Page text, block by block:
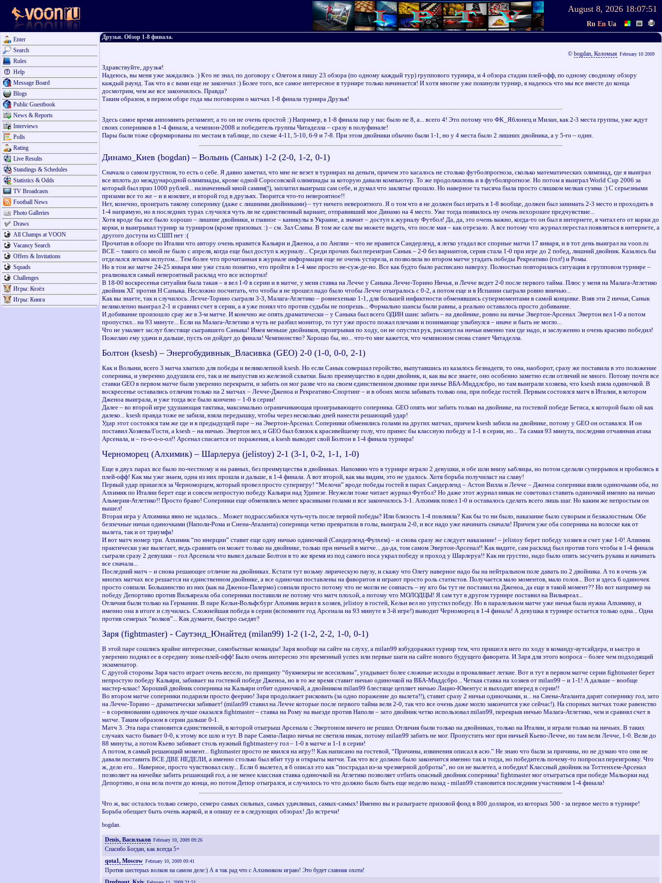
August 8, 2026 18:07:51
Ru En Ua
Enter
Search
Rules
Help
Message Board
Blogs
Public Guestbook
News & Reports
Interviews
Polls
Rating
Live Results
Standings & Schedules
Statistics & Odds
TV Broadcasts
Football News
Photo Galleries
Draws
All Champs at VOON
Vacancy Search
Offers & Invitations
Squads
Challenges
Игры: Козёл
Игры: Кинга
Друзья. Обзор 1-8 финала.
© bogdan, Коломыя February 10 2009
Здравствуйте, друзья!
Надеюсь, вы меня уже заждались :) Кто не знал, по договору с Олегом я пишу 23 обзора (по одному каждый тур) группового турнира, и 4 обзора стадии плей-офф, по одному сводному обзору
каждый раунд. Так что я с вами еще не закончил :) Более того, все самое интересное в турнире только начинается! И хотя многие уже покинули турнир, я надеюсь что мы все вместе до конца
досмотрим, чем же все закончилось. Правда?
Таким образом, в первом обзре года мы поговорим о матчах 1-8 финала турнира Друзья!
Здесь самое время анпомнить регламент, а то он не очень простой :) Например, в 1-8 финала пар у нас было не 8, а... всего 4! Это потому что ФК_Яблонец и Милан, как 2-3 места группы, уже ждут
своих соперников в 1-4 финала, а чемпион-2008 и победитель группы Читаделла – сразу в полуфинале!
Пары были тоже сформированы по местам в таблице, по схеме 4-11, 5-10, 6-9 и 7-8. При этом двойники обычно были 1-1, но у 4 места было 2 лишних двойника, а у 5-го – один.
Динамо_Киев (bogdan) – Волынь (Санык) 1-2 (2-0, 1-2, 0-1)
Сначала о самом грустном, то есть о себе. Я давно заметил, что мне не везет в турнирах на деньги, причем это касалось не столько футболпрогноза, сколько математических олимпиад, где я выиграл
все вплоть до международной олимпиады, кроме одной Соросовской олимпиады за которую давали компьютер. То же продолжиловь и в футболпрогнозе. Но потом я выиграл World Cup 2006 за
который был приз 1000 рублей... назначенный мной самим(!), заплатил выигрыш сам себе, и думал что заклятье прошло. Но наверное та тысяча была просто слишком мелкая сумма :) С серьезными
призами все то же – и в комлиге, и второй год в друзьях. Творится что-то невероятное!!
Нет, конечно, проиграть такому сопернику (даже с лишними двойниками) – тут ничего невероятного. Я о том что я не должен был играть в 1-8 вообще, должен был занимать 2-3 место и проходить в
1-4 напрямую, но в последних турах случился чуть ли не единственный вариант, отправивший мое Динамо на 4 место. Уже тогда появилось ну очень нехорошее предчувствие...
Хотя вроде бы все было хорошо – лишние двойники, и главное – каникулы в Украине, а значит – доступ к журналу Футбол! Да, да, это очень важно, когда-то он был в интернете, я читал его от корки до
корки, и выигрывал турнир за турниром (кроме призовых :) – см. Зал Славы. В том же сале вы можете видеть, что после мая – как отрезало. А все потому что журнал перестал появляться в интернете, а
другого доступа из СШП нет :(
Прочитав в обзоре по Италии что автору очень нравится Кальяри и Дженоа, а по Англии – что не нравится Сандерленд, я легко угадал все спорные матчи 17 января, и в тот день выиграл на voon.ru
ВСЕ – такого со мной не было с апреля, когда еще был доступ к журналу... Среди прочих был переигран Санык – 2-0 без вариантов, серия стала 1-0 при игре до 2 побед, лишний двойник. Казалось бы
отделался легким испугом... Тем более что прочитанная в журнале информация еще не очень устарела, и позволила во втором матче угадать победы Рекреативо (гол!) и Ромы.
Но в том же матче 24-25 января мне уже стало понятно, что пройти в 1-4 мне просто не-суж-де-но. Все как будто было расписано наверху. Полностью повторилась ситуация в групповом турнире –
реалиовался самый невероятный расклад что все испортил!
В 18-00 воскресенья ситуайия была такая – я вел 1-0 в серии и в матче, у меня ставка на Лечче у Саныка Лечче-Торино Ничья, и Лечче ведет 2-0 после первого тайма. Плюс у меня на Малага-Атлетико
двойник ХГ против Н Саныка. Несложно посчитать, что чтобы я не прошел надо было чтобы Лечче отыгралось с 0-2, а потом еще и в Испании сыграли ровно вничью...
Как вы знаете, так и случилось. Лечче-Торино сыграли 3-3, Малага-Атлетико – ровнехенько 1-1, для большей инфактности обменявшись супермоментами в самой концовке. Взяв эти 2 ничьи, Санык
великолепно выиграл 2-1 и сравнял счет в серии, а я уже понял что против судьбы не попрешь... Формально шансы были равны, а реально оставалось просто добивание.
И добивание произошло срау же в 3-м матче. И конечно же опять драматически – у Саныка был всего ОДИН шанс забить – на двойнике, ровно на ничье Эвертон-Арсенал. Эвертон вел 1-0 а потом
пропустил... на 93 минуте... Если на Малага-Атлетико я чуть не разбил монитор, то тут уже просто пожал плечами и понимающе улыбнулся – иначе и быть не могло...
Что не умаляет заслуг блестяще сыгравшего Саныка! Имея меньше двойников, проигрывая по ходу, он не опустил рук, рискнул на ничьи именно там где надо, и заслуженно и очень красиво победил!
Пожелаю ему удачи и дальше, пусть он дойдет до финала! Чемпионство? Хорошо бы, но... что-то мне кажется, что чемпионом снова станет Читаделла.
Болтон (ksesh) – Энергобудивнык_Власивка (GEO) 2-0 (1-0, 0-0, 2-1)
Как и Волыни, всего 3 матча хватило для победы и великолепной ksesh. Но если Санык совершал геройство, выпутавшись из казалось безнадеги, то она, наоборот, сразу же поставила в это положение
соперника, и уверенно додушила его, так и не выпустив из железной схватки. Было преимущество в один двойник, и, как вы все знаете, оно особенно заметно если отличий не много. Потому почти все
ставки GEO в первом матче были уверенно перекрыти, и забить он мог разве что на своем единственном двонике при ничье ВБА-Миддлсбро, но там выиграли хозяева, что ksesh взяла одиночкой. В
воскресенье оставались отличия только на 2 матчах – Лечче-Дженоа и Рекреативо-Спортинг – и в обоих могла забивать только она, при победе гостей. Первым состоялся матч в Италии, в котором
Дженоа выиграла, и уже тогда все было кончено – 1-0 в серии!
Далее – во второй игре удушающая тактика, максимально ограничивающая проигрывающего соперника. GEO опять мог забить только на двойнике, на гостевой победе Бетиса, к которой было ой как
далеко... ksesh правда тоже не забила, взяла передышку, чтобы через несколько дней нанести решающий удар!
Удар этот состоялся там же где и в предыдущей паре – на Эвертон-Арсенал. Соперники обменялись голами на других матчах, причем ksesh забила на двойнике, потому у GEO он оставался. И он
поставил Хозяева/Гости, а ksesh – на ничью. Эвертон вел, и GEO был близок к красивейшему голу, что принес бы классную победу и 1-1 в серии, но... Та самая 93 минута, последняя отчаянная атака
Арсенала, и – го-о-о-о-ол!! Арсенал спасается от поражения, а ksesh выводит свой Болтон в 1-4 финала турнира!
Черноморец (Алхимик) – Шарлеруа (jelistoy) 2-1 (3-1, 0-2, 1-1, 1-0)
Еще в двух парах все было по-честному и на равных, без преимущества в двойниках. Напомню что в турнире играло 2 девушки, и обе шли внизу ьаблицы, но потом сделали суперрывок и пробились в
плей-офф! Как мы уже знаем, одна из них прошла и дальше, в 1-4 финала. А вот второй, как мы видим, это не удалось. Хотя борьба получиласт на славу!
Первый удар пришелся за Черноморцем, который провел просто суперигру! “Мелочи” вроде победы гостей в парах Сандерленд – Астон Вилла и Лечче – Дженоа соперники взяли одиночками оба, но
Алхимик по Италии берет еще и совсем непростую победу Кальяри над Удинезе. Неужели тоже читает журнал Футбол? Но даже этот журнал никак не советовал ставить одиночкой именно на ничью
Альмерия-Атлетико!! Просто браво! Соперники еще обменялись менее красивыми голами и все закончилось 3-1. Алхимик повел 1-0 и оставалось сделать всего лишь шаг. Но каким же непростым он
вышел!
Вторая игра у Алхимика явно не задалась... Может подрасслабился чуть-чуть после первой победы? Или близость 1-4 повлияла? Как бы то ни было, наказание было суворым и безжалостным. Обе
безпечные ничьи одиночками (Наполи-Рома и Сиена-Аталанта) соперница четко превратила в голы, выиграла 2-0, и все надо уже начинать сначала! Причем уже оба соперника на волоске как от
вылета, так и от триумфа!
И вот матч номер три. Алхимик “по инерции” ставит еще одну ничью одиночкой (Сандерленд-Фулхем) – и снова сразу же следует наказание! – jelistoy берет победу хозяев и счет уже 1-0! Алзимик
практически уже вылетает, ведь сравнять он может только на двойнике, только при ничьей в матче... да-да, том самом Эвертон-Арсенал!! Как видите, сам расклад был против того чтобы в 1-4 финала
сыграли сразу 2 девушки – гол Арсенала что вывел дальше Болтон в то же время из под самого носа украл победу и проход у Шарлеруа!! Как ни грустно, надо было опять засучить рукава и начинать
все сначала...
Последний матч – и снова решающее отличие на двойниках. Кстати тут возьму лирическую паузу, и скажу что Олегу наверное надо бы на нейтральном поле давать по 2 двойника. А то в очень уж
многих матчах все решается на единственном двойнике, а все одиночки поставлены на фаворитов и играют просто роль статистов. Получается мало моментов, мало голов... Вот и здесь 6 одиночек
просто совпали. Большинство из них (как на Дженоа-Палермо) совпали просто потому что не могли не совпасть – ну кто бы тут не поставил на Дженоа, да еще в такой момент?? Но вот например на
победу Депортиво против Вильяреала оба соперники поставили не потому что матч плохой, а потому что МОЛОДЦЫ! Я сам тут в другом турнире поставил на Вильяреал...
Отличия были только на Германии. В паре Кельн-Вольфсбург Алхимик верил в хозяев, jelistoy в гостей, Кельн вел но упустил победу. Но в паралельном матче уже ничья была нужна Алхимику, и
именно она в итоге и случилась. Сложнейшая победа в серии (вспомните год Арсенала на 93 минуте в 3-й игре!) выводит Черноморец в 1-4 финала! А девушка в турнире остается только одна... Одна
против семерых “волков”... Как думаете, быстро сьедят?
Заря (fightmaster) - Саутэнд_Юнайтед (milan99) 1-2 (1-2, 2-2, 1-0, 0-1)
В этой паре сошлись крайне интересные, самобытные команды! Заря вообще на сайте на слуху, а milan99 взбудоражил турнир тем, что пришел в него по ходу в команду-аутсайдера, и ьыстро и
уверенно поднял ее в середину зоны-плей-офф! Было очень интересно это временный успех или первые шаги на сайте нового будущего фаворита. И Заря для этого вопроса – более чем подходящий
экзаменатор.
С другой стороны Заря часто играет очень весело, по принципу “букмекеры не всесильны”, угадывает более сложные исходы и проваливает легкие. Вот и тут в первом матче серии fightmaster берет
непростую победу Кальяри, забивает на гостевой победе Дженоа, но в то же время ставит ничью одиночкой на ВБА-Миддсбро... Четкая ставка на хозяев от milan99 – и 1-1! А дальше – вообще
мастер-клаас! Хороший двойник соперника на Кальяри отбит одиночкой, а двойником milan99 блестяще цепляет ничью Лацио-Ювентус и выходит вперед в серии!!
Во втором матче соперники подарили просто феерию! Заря продолжает рисковать (за одно поражение до вылета!!), ставит сразу 2 ничьи одиночками, и... на Сиена-Аталанта дарит сопернику гол, зато
на Лечче-Торино – драматически забивает! (milan99 ставил на Лечче которые после первого тайма вели 2-0, так что все очень даже могло закончится уже сейчас!). На спорных матчах тоже равенство
– в соревновании одиночек лучше оказался fightmaster – ставка на Рому на выезде против Наполи – зато двойник четко использовал milan99, перекрыв ничью Малага-Атлетико, чем и сравнял счет в
матче. Таким образом в серии дальше 0-1.
Матч 3. Эта пара становится единственной, в которой отыгрыш Арсенала с Эвертоном ничего не решил. Отличия были только на двойниках, только на Италии, и играли только на ничьих. В таких
случаях часто бывает 0-0, к этому все шло и тут. В паре Сампа-Лацио ничья не светила никак, потому milan99 забить не мог. Пропустить мог при ничьей Кьево-Лечче, но там вели Лечче, 1-0. Вели до
88 минуты, а потом Кьево забивает столь нужный fightmaster-у гол – 1-0 в матче и 1-1 в серии!
А потом, в самый решающий момент... fightmaster просто не явился на игру!! Как написано на гостевой, “Причины, извинения описал в асю.” Не знаю что были за причины, но не думаю что они не
давали поставить ВСЕ ДВЕ НЕДЕЛИ, а именно столько был вбит тур и открыты матчи. Так что все должно было закончится именно так и тогда, но победитель почему-то попросил переигровку. Что
ж, дело его... Наверное, просто чувствовал силу... Если б вылетел, я б описал это как “пострадал из-за чрезмерной доброты”, но он не вылетел, а победил! Классный двойник на Тоттенхем-Арсенал
позволяет на ничейке забить решающий гол, а не менее классная ставка одиночкой на Атлетико позволяет отбить опасный двойник соперника! fightmaster мог отыграться при победе Мальорки над
Депортиво, и она вела почти до конца, но потом Депор отыгрался, и случилось то что должно было быть еще неделю назад - milan99 становится последним участником 1-4 финала!
Что ж, вас осталось только семеро, семеро самых сильных, самых удачливых, самых-самых! Именно вы и разыграете призовой фонд в 800 долларов, из которых 500 - за первое место в турнире!
Борьба обещает быть очень жаркой, и я опишу ее в следующих обзорах! До встречи!
bogdan.
Denis, Васильков February 10, 2009 09:26
Спасибо Богдан, как всегда 5+
qota1, Moscow February 10, 2009 09:41
Против шестерых волков на самом деле:) А я так рад что с Алхимиком играю! Это будет славная охота!